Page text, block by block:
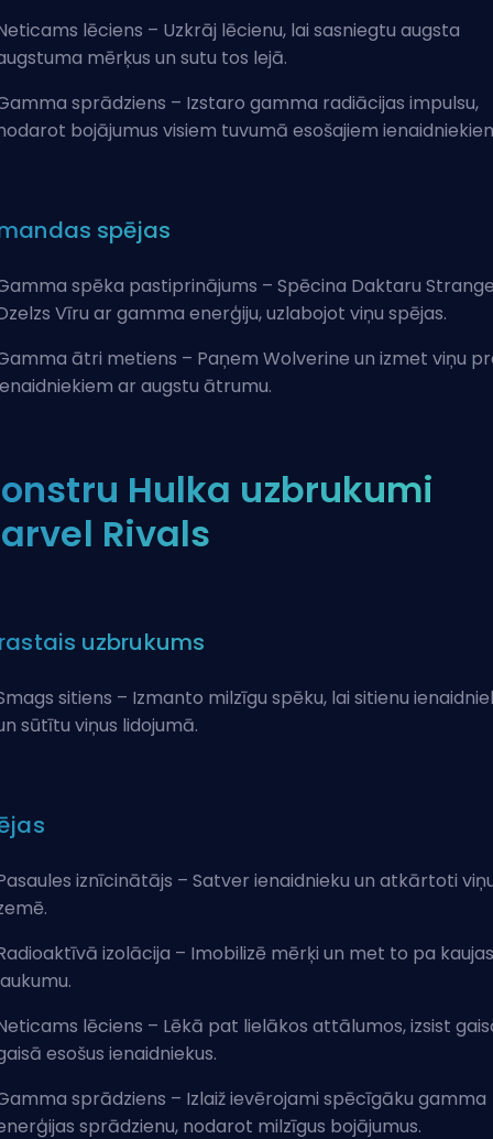
lēciens – Uzkrāj lēcienu, lai sasniegtu augsta
mērķus un sutu tos lejā.
sprādziens – Izstaro gamma radiācijas impulsu,
bojājumus visiem tuvumā esošajiem
spējas
spēka pastiprinājums – Spēcina Daktaru
Vīru ar gamma enerģiju, uzlabojot viņu spējas.
ātri metiens – Paņem Wolverine un izmet viņu
ar augstu ātrumu.
Hulka uzbrukumi
Rivals
uzbrukums
sitiens – Izmanto milzīgu spēku, lai sitienu
sūtītu viņus lidojumā.
iznīcinātājs – Satver ienaidnieku un atkārtoti
izolācija – Imobilizē mērķi un met to pa kaujas
lēciens – Lēkā pat lielākos attālumos, izsist
esošus ienaidniekus.
sprādziens – Izlaiž ievērojami spēcīgāku gamma
sprādzienu, nodarot milzīgus bojājumus.